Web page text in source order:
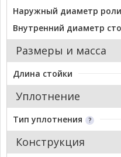
Наружный диаметр
Внутренний диаметр
Размеры и масса
Длина стойки
Уплотнение
Тип уплотнения
Конструкция